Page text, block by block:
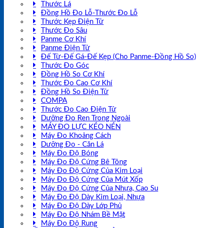
Thước Lá
Đồng Hồ Đo Lỗ-Thước Đo Lỗ
Thước Kẹp Điện Tử
Thước Đo Sâu
Panme Cơ Khí
Panme Điện Tử
Đế Từ-Đế Gá-Đế Kẹp (Cho Panme-Đồng Hồ So)
Thước Đo Góc
Đồng Hồ So Cơ Khí
Thước Đo Cao Cơ Khí
Đồng Hồ So Điện Tử
COMPA
Thước Đo Cao Điện Tử
Dưỡng Đo Ren Trong Ngoài
MÁY ĐO LỰC KÉO NÉN
Máy Đo Khoảng Cách
Dưỡng Đo - Căn Lá
Máy Đo Độ Bóng
Máy Đo Độ Cứng Bê Tông
Máy Đo Độ Cứng Của Kim Loại
Máy Đo Độ Cứng Của Mút Xốp
Máy Đo Độ Cứng Của Nhựa, Cao Su
Máy Đo Độ Dày Kim Loại, Nhựa
Máy Đo Độ Dày Lớp Phủ
Máy Đo Độ Nhám Bề Mặt
Máy Đo Độ Rung